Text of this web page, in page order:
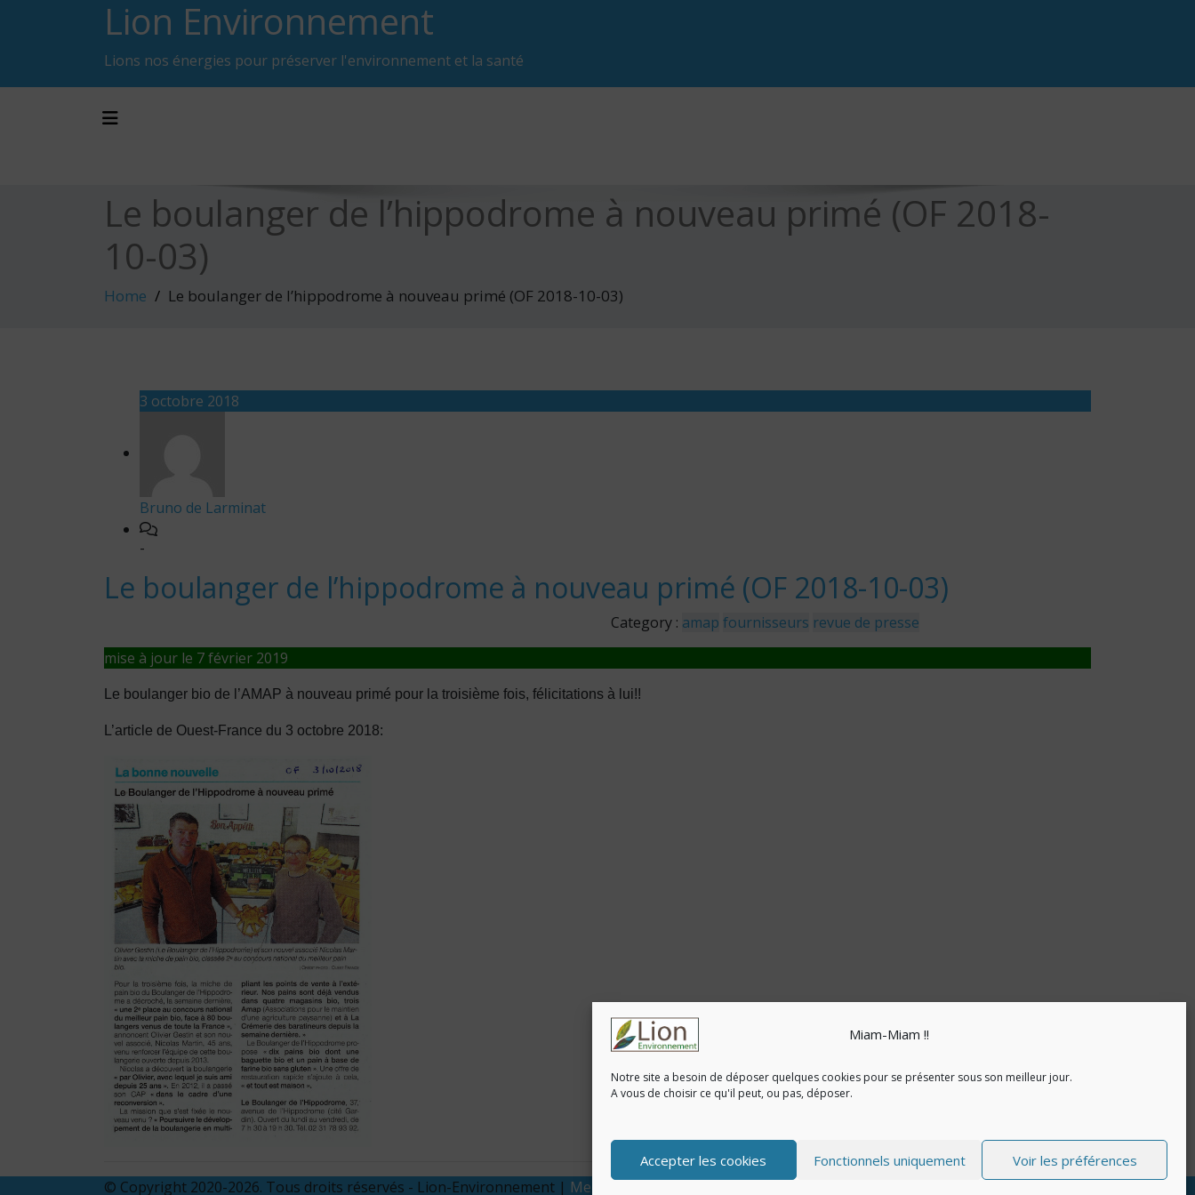
Miam-Miam !!
Notre site a besoin de déposer quelques cookies pour se présenter sous son meilleur jour.
A vous de choisir ce qu'il peut, ou pas, déposer.
Accepter les cookies Fonctionnels uniquement Voir les préférences
Lion Environnement
Lions nos énergies pour préserver l'environnement et la santé
Toggle navigation
Le boulanger de l’hippodrome à nouveau primé (OF 2018-
10-03)
Home Le boulanger de l’hippodrome à nouveau primé (OF 2018-10-03)
3 octobre 2018
Bruno de Larminat
-
Le boulanger de l’hippodrome à nouveau primé (OF 2018-10-03)
Category : amap fournisseurs revue de presse
mise à jour le 7 février 2019
Le boulanger bio de l’AMAP à nouveau primé pour la troisième fois, félicitations à lui!!
L’article de Ouest-France du 3 octobre 2018:
© Copyright 2020-2026. Tous droits réservés - Lion-Environnement | Mentions légales & Politique de confidentialité